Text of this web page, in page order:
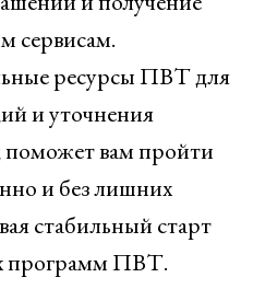
сервисам.
ресурсы ПВТ для
и уточнения
поможет вам пройти
и без лишних
стабильный старт
программ ПВТ.